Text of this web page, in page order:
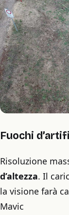
Fuochi
Risoluzione
d’altezza. Il
la visione farà
Mavic